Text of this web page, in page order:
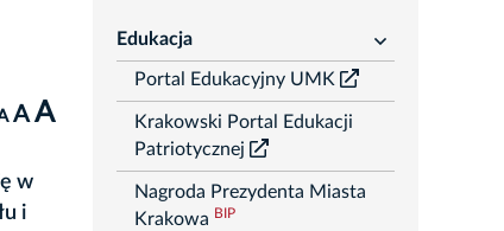
A A
w
i
Edukacja
rozwiń
Portal Edukacyjny UMK
Krakowski Portal Edukacji
Patriotycznej
Nagroda Prezydenta Miasta
Krakowa BIP